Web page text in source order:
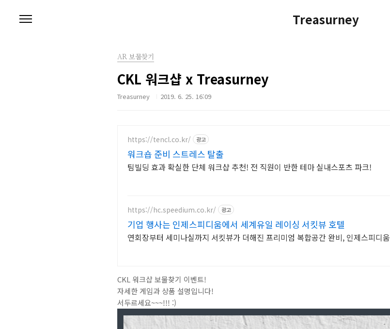
Treasurney
AR 보물찾기
CKL 워크샵 x Treasurney
Treasurney 2019. 6. 25. 16:09
https://tencl.co.kr/ 광고
워크숍 준비 스트레스 탈출
팀빌딩 효과 확실한 단체 워크샵 추천! 전 직원이 반한 테마 실내스포츠 파크!
https://hc.speedium.co.kr/ 광고
기업 행사는 인제스피디움에서 세계유일 레이싱 서킷뷰 호텔
연회장부터 세미나실까지 서킷뷰가 더해진 프리미엄 복합공간 완비, 인제스피디움
CKL 워크샵 보물찾기 이벤트!
자세한 게임과 상품 설명입니다!
서두르세요~~~!!! :)